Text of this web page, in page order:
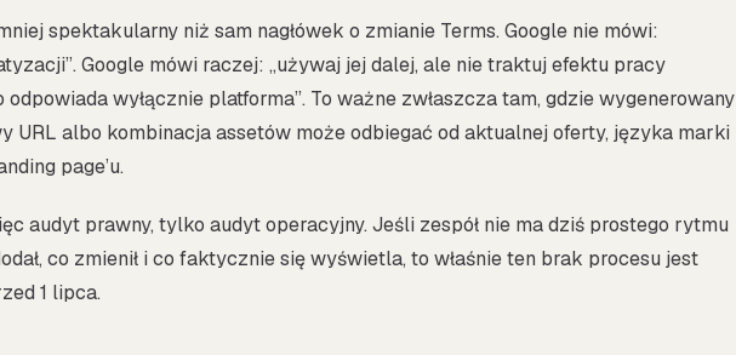
spektakularny niż sam nagłówek o zmianie Terms. Google nie mówi:
Google mówi raczej: „używaj jej dalej, ale nie traktuj efektu pracy
wyłącznie platforma”. To ważne zwłaszcza tam, gdzie wygenerowany
URL albo kombinacja assetów może odbiegać od aktualnej oferty, języka marki
page’u.
audyt prawny, tylko audyt operacyjny. Jeśli zespół nie ma dziś prostego rytmu
co zmienił i co faktycznie się wyświetla, to właśnie ten brak procesu jest
1 lipca.